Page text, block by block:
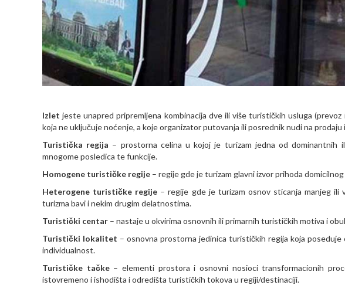
Izlet jeste unapred pripremljena kombinacija dve ili više turističkih usluga
koja ne uključuje noćenje, a koje organizator putovanja ili posrednik nudi na
Turistička regija – prostorna celina u kojoj je turizam jedna od dominantnih
mnogome posledica te funkcije.
Homogene turističke regije – regije gde je turizam glavni izvor prihoda
Heterogene turističke regije – regije gde je turizam osnov sticanja manjeg
turizma bavi i nekim drugim delatnostima.
Turistički centar – nastaje u okvirima osnovnih ili primarnih turističkih motiva i
Turistički lokalitet – osnovna prostorna jedinica turističkih regija koja
individualnost.
Turističke tačke– elementi prostora i osnovni nosioci transformacionih
istovremeno i ishodišta i odredišta turističkih tokova u regiji/destinaciji.